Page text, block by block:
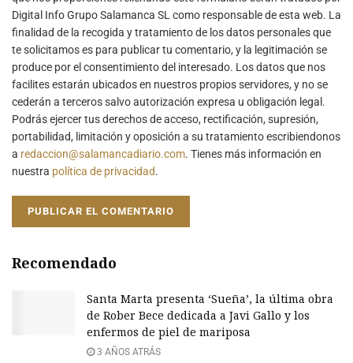
Digital Info Grupo Salamanca SL como responsable de esta web. La
finalidad de la recogida y tratamiento de los datos personales que
te solicitamos es para publicar tu comentario, y la legitimación se
produce por el consentimiento del interesado. Los datos que nos
facilites estarán ubicados en nuestros propios servidores, y no se
cederán a terceros salvo autorización expresa u obligación legal.
Podrás ejercer tus derechos de acceso, rectificación, supresión,
portabilidad, limitación y oposición a su tratamiento escribiendonos
a redaccion@salamancadiario.com. Tienes más información en
nuestra política de privacidad.
Recomendado
Santa Marta presenta ‘Sueña’, la última obra
de Rober Bece dedicada a Javi Gallo y los
enfermos de piel de mariposa
3 AÑOS ATRÁS